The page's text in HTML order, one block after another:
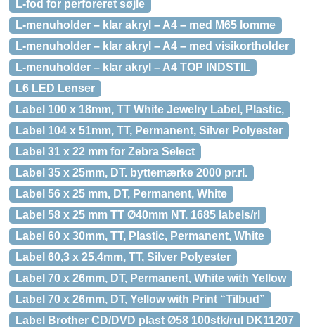
L-fod for perforeret søjle
L-menuholder – klar akryl – A4 – med M65 lomme
L-menuholder – klar akryl – A4 – med visikortholder
L-menuholder – klar akryl – A4 TOP INDSTIL
L6 LED Lenser
Label 100 x 18mm, TT White Jewelry Label, Plastic,
Label 104 x 51mm, TT, Permanent, Silver Polyester
Label 31 x 22 mm for Zebra Select
Label 35 x 25mm, DT. byttemærke 2000 pr.rl.
Label 56 x 25 mm, DT, Permanent, White
Label 58 x 25 mm TT Ø40mm NT. 1685 labels/rl
Label 60 x 30mm, TT, Plastic, Permanent, White
Label 60,3 x 25,4mm, TT, Silver Polyester
Label 70 x 26mm, DT, Permanent, White with Yellow
Label 70 x 26mm, DT, Yellow with Print “Tilbud”
Label Brother CD/DVD plast Ø58 100stk/rul DK11207